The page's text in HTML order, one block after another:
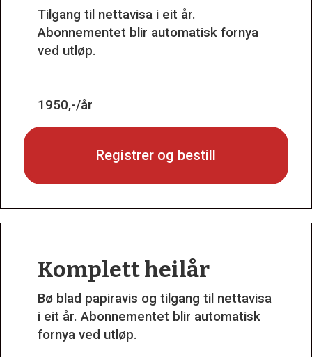
Tilgang til nettavisa i eit år.
Abonnementet blir automatisk fornya
ved utløp.
1950,-/år
Registrer og bestill
Komplett heilår
Bø blad papiravis og tilgang til nettavisa
i eit år. Abonnementet blir automatisk
fornya ved utløp.